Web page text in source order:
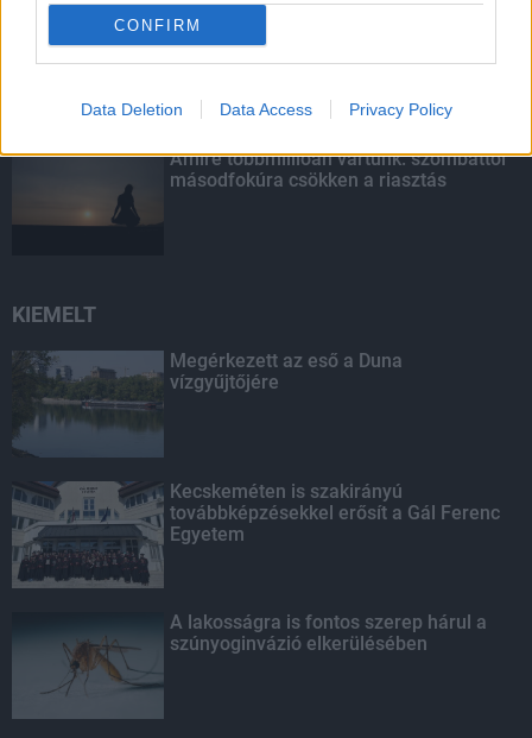
CONFIRM
Data Deletion Data Access Privacy Policy
Indul a diákok pénzügyi ismereteit
erősítő Pénz7 programsorozat
Amire többmillióan vártunk: szombattól
másodfokúra csökken a riasztás
KIEMELT
Megérkezett az eső a Duna
vízgyűjtőjére
Kecskeméten is szakirányú
továbbképzésekkel erősít a Gál Ferenc
Egyetem
A lakosságra is fontos szerep hárul a
szúnyoginvázió elkerülésében